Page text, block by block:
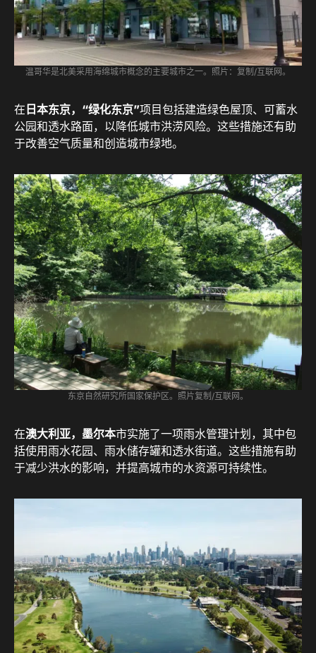
温哥华是北美采用海绵城市概念的主要城市之一。照片：复制/互联网。
在 日本东京，“绿化东京”项目包括建造绿色屋顶、可蓄水
公园和透水路面，以降低城市洪涝风险。这些措施还有助
于改善空气质量和创造城市绿地。
东京自然研究所国家保护区。照片复制/互联网。
在澳大利亚， 墨尔本市实施了一项雨水管理计划，其中包
括使用雨水花园、雨水储存罐和透水街道。这些措施有助
于减少洪水的影响，并提高城市的水资源可持续性。